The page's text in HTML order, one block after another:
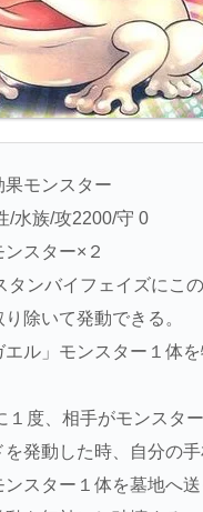
果モンスター
/水族/攻2200/守 0
スター×２
タンバイフェイズにこ
除いて発動できる。
エル」モンスター１体
１度、相手がモンスタ
を発動した時、自分の
ンスター１体を墓地へ